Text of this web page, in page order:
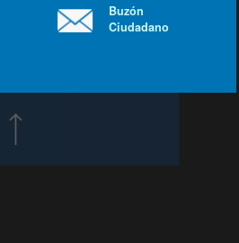
Buzón
Ciudadano